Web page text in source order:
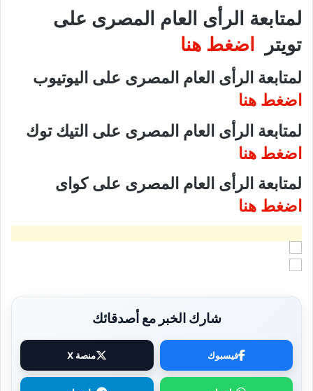
لمتابعة الرأى العام المصرى على
تويتر اضغط هنا
لمتابعة الرأى العام المصرى على اليوتيوب
اضغط هنا
لمتابعة الرأى العام المصرى على التيك توك
اضغط هنا
لمتابعة الرأى العام المصرى على كواى
اضغط هنا
شارك الخبر مع أصدقائك
فيسبوك منصة X